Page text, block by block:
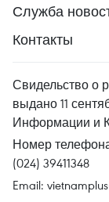
Служба
Контакты
Свидельство о
выдано 11
Информации и
Номер телефона:
(024) 39411348
Email: